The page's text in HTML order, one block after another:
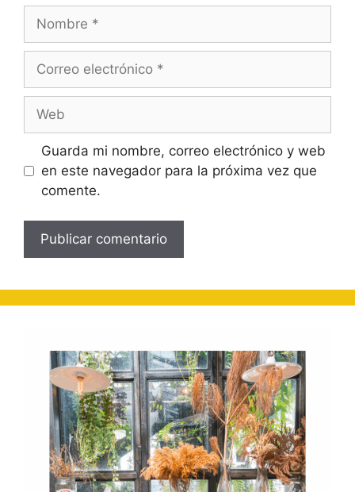
electrónico
Guarda mi nombre, correo electrónico y web
en este navegador para la próxima vez que
comente.